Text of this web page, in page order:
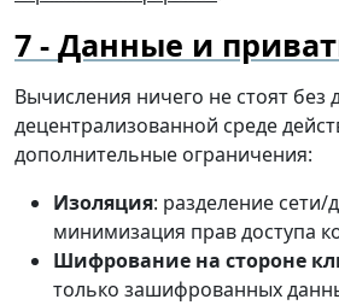
Данные и
Вычисления ничего не стоят без
децентрализованной среде
дополнительные ограничения:
Изоляция: разделение сети/
минимизация прав доступа
Шифрование на стороне
только зашифрованных